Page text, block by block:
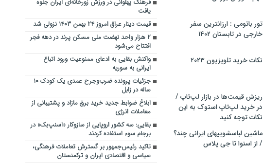
تور باتومی : ارزانترین سفر
خارجی در تابستان ۱۴۰۲
نکات خرید تلویزیون ۲۰۲۳
ریزش قیمت‌ها در بازار لپ‌تاپ /
در خرید لپ‌تاپ استوک به این
نکات توجه کنید
ماشین لباسشویی‎های ایرانی چند؟
/ از اسنوا تا جی پلاس
فرهنگ پهلوانی در ورزش زورخانه‌ای ایران جلوه
یافت‌
قیمت دینار عراق امروز ۲۴ بهمن ۱۴۰۳ نزولی شد
۲ هزار واحد نهضت ملی مسکن پرند در دهه فجر
افتتاح می‌شود
واکنش بقایی به ادعای ممنوعیت ورود اتباع
ایرانی به سوریه
جزئیات پرونده ضرب‌وجرح عمدی یک کودک ۱۰
ساله در زابل
ابلاغ ضوابط جدید خرید برق مازاد و پشتیبانی از
معاملات انرژی
بقایی: سه کشور اروپایی از سازوکار «اسنپ‌بک» در
برجام سوء استفاده کردند
تاکید رئیس‌جمهور بر گسترش تعاملات فرهنگی،
سیاسی و اقتصادی ایران و ترکمنستان